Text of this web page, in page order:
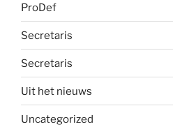
ProDef
Secretaris
Secretaris
Uit het nieuws
Uncategorized